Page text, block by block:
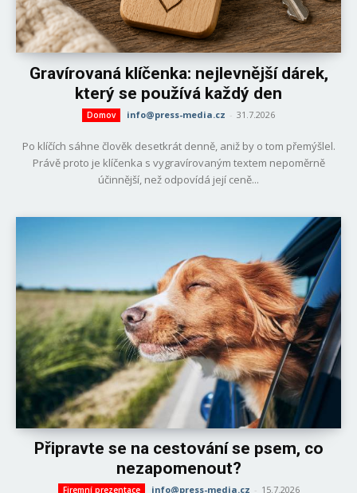
Gravírovaná klíčenka: nejlevnější dárek,
který se používá každý den
Domov info@press-media.cz - 31.7.2026
Po klíčích sáhne člověk desetkrát denně, aniž by o tom přemýšlel.
Právě proto je klíčenka s vygravírovaným textem nepoměrně
účinnější, než odpovídá její ceně...
Připravte se na cestování se psem, co
nezapomenout?
Firemní prezentace info@press-media.cz - 15.7.2026